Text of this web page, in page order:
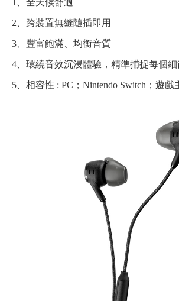
1、全天候舒適
2、跨裝置無縫隨插即用
3、豐富飽滿、均衡音質
4、環繞音效沉浸體驗，精準捕捉每個細
5、相容性 : PC；Nintendo Switch；遊戲